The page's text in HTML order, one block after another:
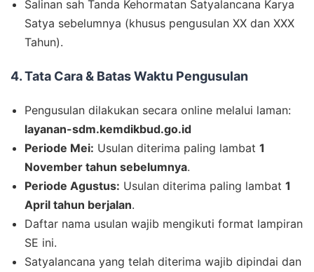
Salinan sah Tanda Kehormatan Satyalancana Karya
Satya sebelumnya (khusus pengusulan XX dan XXX
Tahun).
4. Tata Cara & Batas Waktu Pengusulan
Pengusulan dilakukan secara online melalui laman:
layanan-sdm.kemdikbud.go.id
Periode Mei: Usulan diterima paling lambat 1
November tahun sebelumnya.
Periode Agustus: Usulan diterima paling lambat 1
April tahun berjalan.
Daftar nama usulan wajib mengikuti format lampiran
SE ini.
Satyalancana yang telah diterima wajib dipindai dan